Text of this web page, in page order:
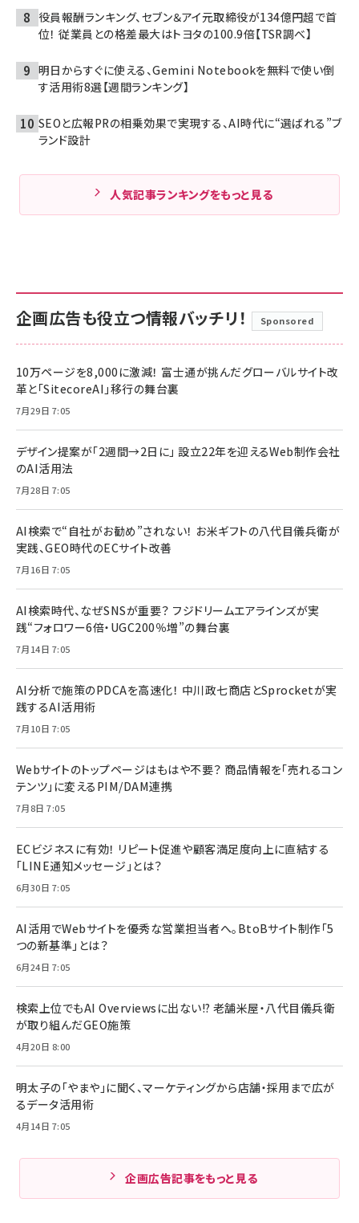
役員報酬ランキング、セブン＆アイ元取締役が134億円超で首
位！ 従業員との格差最大はトヨタの100.9倍【TSR調べ】
明日からすぐに使える、Gemini Notebookを無料で使い倒
す活用術8選【週間ランキング】
SEOと広報PRの相乗効果で実現する、AI時代に“選ばれる”ブ
ランド設計
人気記事ランキングをもっと見る
企画広告も役立つ情報バッチリ！ Sponsored
10万ページを8,000に激減！ 富士通が挑んだグローバルサイト改
革と「SitecoreAI」移行の舞台裏
7月29日 7:05
デザイン提案が「2週間→2日に」 設立22年を迎えるWeb制作会社
のAI活用法
7月28日 7:05
AI検索で“自社がお勧め”されない！ お米ギフトの八代目儀兵衛が
実践、GEO時代のECサイト改善
7月16日 7:05
AI検索時代、なぜSNSが重要？ フジドリームエアラインズが実
践“フォロワー6倍・UGC200％増”の舞台裏
7月14日 7:05
AI分析で施策のPDCAを高速化！ 中川政七商店とSprocketが実
践するAI活用術
7月10日 7:05
Webサイトのトップページはもはや不要？ 商品情報を「売れるコン
テンツ」に変えるPIM/DAM連携
7月8日 7:05
ECビジネスに有効！ リピート促進や顧客満足度向上に直結する
「LINE通知メッセージ」とは？
6月30日 7:05
AI活用でWebサイトを優秀な営業担当者へ。BtoBサイト制作「5
つの新基準」とは？
6月24日 7:05
検索上位でもAI Overviewsに出ない!? 老舗米屋・八代目儀兵衛
が取り組んだGEO施策
4月20日 8:00
明太子の「やまや」に聞く、マーケティングから店舗・採用まで広が
るデータ活用術
4月14日 7:05
企画広告記事をもっと見る